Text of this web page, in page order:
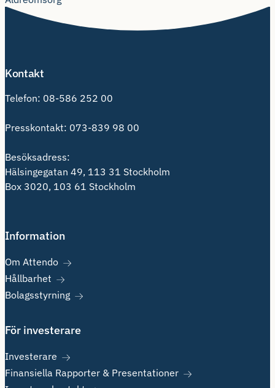
Kontakt
Telefon: 08-586 252 00
Presskontakt: 073-839 98 00
Besöksadress:
Hälsingegatan 49, 113 31 Stockholm
Box 3020, 103 61 Stockholm
Information
Om Attendo
Hållbarhet
Bolagsstyrning
För investerare
Investerare
Finansiella Rapporter & Presentationer